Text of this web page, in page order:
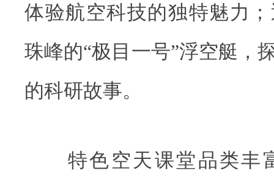
体验航空科技的独特魅力
珠峰的“极目一号”浮空艇，
的科研故事。
特色空天课堂品类丰